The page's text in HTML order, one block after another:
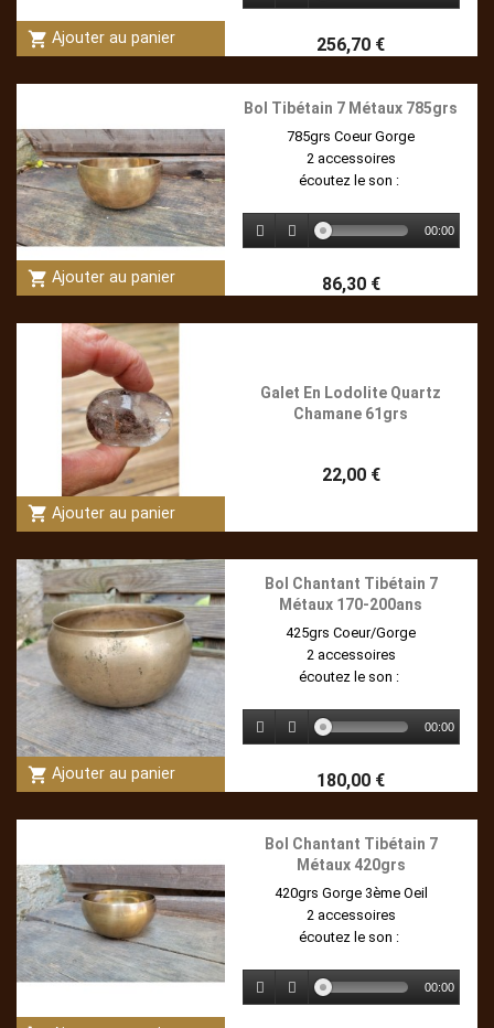
shopping_cart Ajouter au panier 256,70 €
shopping_cart Ajouter au panier
Bol Tibétain 7 Métaux 785grs
785grs Coeur Gorge
2 accessoires
écoutez le son :
00:00
86,30 €
shopping_cart Ajouter au panier
Galet En Lodolite Quartz
Chamane 61grs
22,00 €
shopping_cart Ajouter au panier
Bol Chantant Tibétain 7
Métaux 170-200ans
425grs Coeur/Gorge
2 accessoires
écoutez le son :
00:00
180,00 €
Bol Chantant Tibétain 7
Métaux 420grs
420grs Gorge 3ème Oeil
2 accessoires
écoutez le son :
00:00